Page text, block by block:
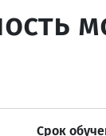
Срок